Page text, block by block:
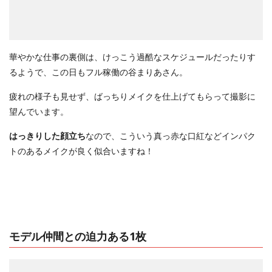
華やかな仕事の裏側は、けっこう過酷なスケジュールだったりす
るようで、この日もフル稼働の谷まりあさん。
疲れの様子も見せず、ばっちりメイクを仕上げてもらって撮影に
望んでいます。
はっきりした顔立ちなので、こういう真っ赤な口紅などインパク
トのあるメイクが良く似合いますね！
モデル仲間との迫力ある1枚